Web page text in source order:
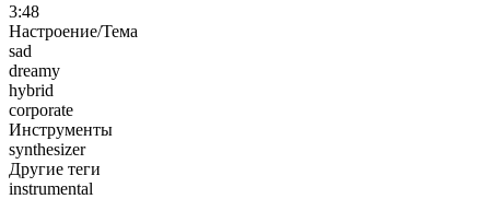
3:48
Настроение/Тема
sad
dreamy
hybrid
corporate
Инструменты
synthesizer
Другие теги
instrumental